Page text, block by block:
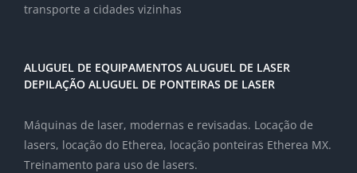
transporte a cidades vizinhas
ALUGUEL DE EQUIPAMENTOS ALUGUEL DE LASER
DEPILAÇÃO ALUGUEL DE PONTEIRAS DE LASER
Máquinas de laser, modernas e revisadas. Locação de
lasers, locação do Etherea, locação ponteiras Etherea MX.
Treinamento para uso de lasers.